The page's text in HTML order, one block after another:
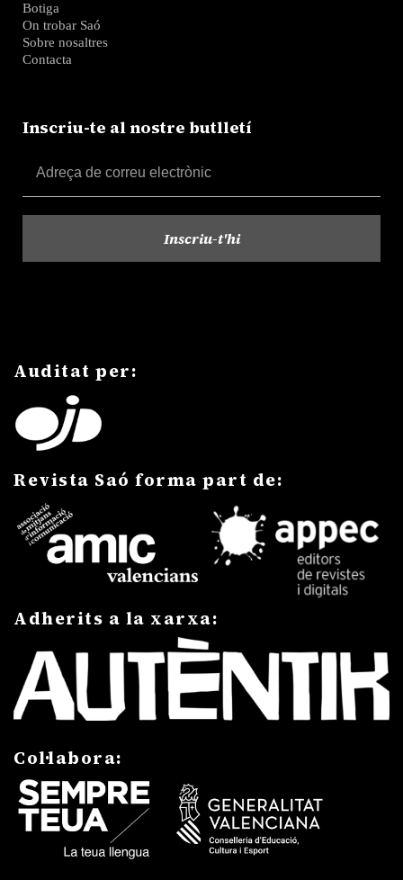
Botiga
On trobar Saó
Sobre nosaltres
Contacta
Inscriu-te al nostre butlletí
Auditat per:
Revista Saó forma part de:
Adherits a la xarxa:
Col·labora: